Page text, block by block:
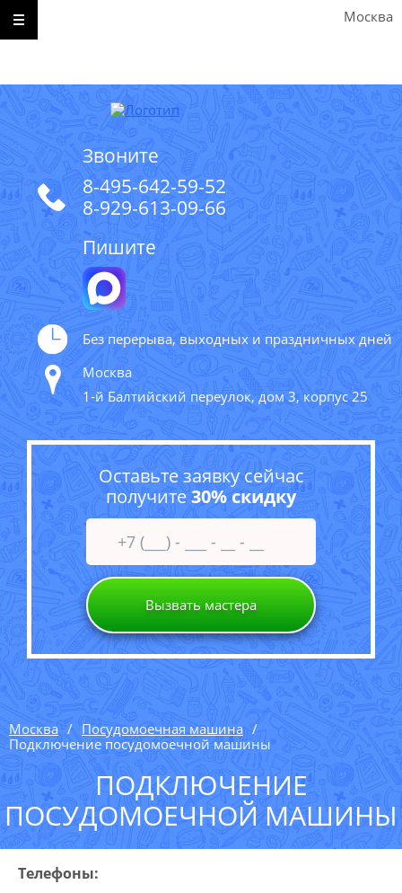
Москва
Звоните
8-495-642-59-52
8-929-613-09-66
Пишите
Без перерыва, выходных и праздничных дней
Москва
1-й Балтийский переулок, дом 3, корпус 25
Оставьте заявку сейчас
получите30% скидку
Вызвать мастера
Москва
Посудомоечная машина
Подключение посудомоечной машины
ПОДКЛЮЧЕНИЕ
ПОСУДОМОЕЧНОЙ МАШИНЫ
Телефоны: